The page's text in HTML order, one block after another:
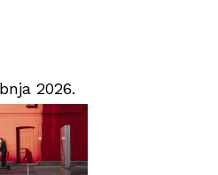
2026.